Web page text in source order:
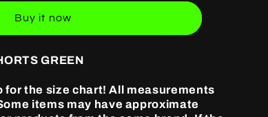
Buy it now
GREEN
for the size chart! All measurements
items may have approximate